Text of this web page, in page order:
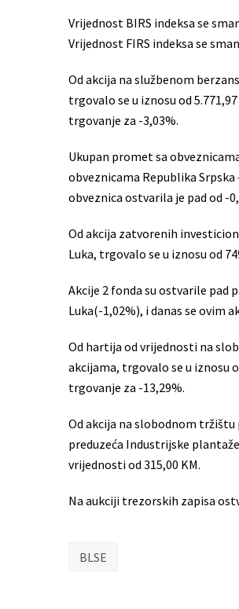
Vrijednost BIRS indeksa se
Vrijednost FIRS indeksa se
Od akcija na službenom
trgovalo se u iznosu od
trgovanje za -3,03%.
Ukupan promet sa
obveznicama Republika
obveznica ostvarila je pad od -
Od akcija zatvorenih
Luka, trgovalo se u iznosu od
Akcije 2 fonda su ostvarile pad
Luka(-1,02%), i danas se ovim
Od hartija od vrijednosti na
akcijama, trgovalo se u iznosu
trgovanje za -13,29%.
Od akcija na slobodnom tržištu
preduzeća Industrijske
vrijednosti od 315,00 KM.
Na aukciji trezorskih zapisa
BLSE